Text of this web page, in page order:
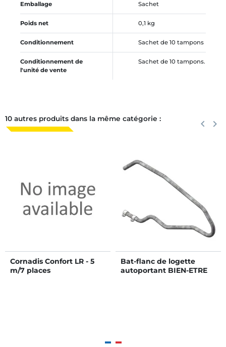
Emballage Sachet
Poids net 0,1 kg
Conditionnement Sachet de 10 tampons
Conditionnement de
l'unité de vente
Sachet de 10 tampons.
10 autres produits dans la même catégorie : keyboard_arrow_left keyboard_arrow_right
Cornadis Confort LR - 5
m/7 places
Bat-flanc de logette
autoportant BIEN-ETRE